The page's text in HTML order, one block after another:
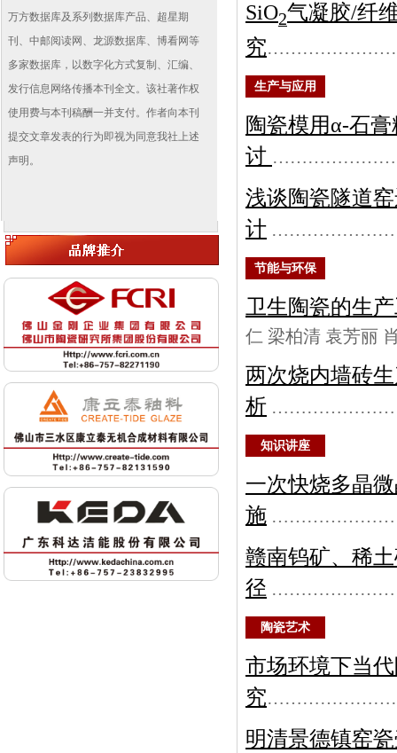
万方数据库及系列数据库产品、超星期
刊、中邮阅读网、龙源数据库、博看网等
多家数据库，以数字化方式复制、汇编、
发行信息网络传播本刊全文。该社著作权
使用费与本刊稿酬一并支付。作者向本刊
提交文章发表的行为即视为同意我社上述
声明。
SiO2气凝胶/纤
究
生产与应用
陶瓷模用α-石
讨
浅谈陶瓷隧道
计
节能与环保
卫生陶瓷的生
仁 梁柏清 袁芳
两次烧内墙砖
析
知识讲座
一次快烧多晶
施
赣南钨矿、稀
径
陶瓷艺术
市场环境下当
究
明清景德镇窑